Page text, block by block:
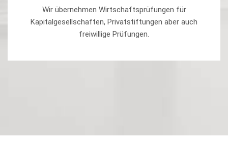
Wir übernehmen Wirtschaftsprüfungen für
Kapitalgesellschaften, Privatstiftungen aber auch
freiwillige Prüfungen.